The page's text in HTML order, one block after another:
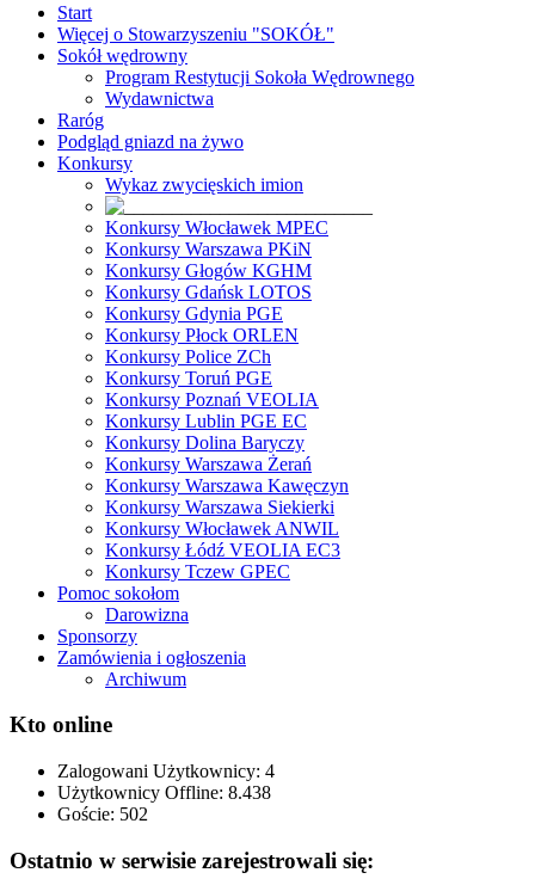
Start
Więcej o Stowarzyszeniu "SOKÓŁ"
Sokół wędrowny
Program Restytucji Sokoła Wędrownego
Wydawnictwa
Raróg
Podgląd gniazd na żywo
Konkursy
Wykaz zwycięskich imion
Konkursy Włocławek MPEC
Konkursy Warszawa PKiN
Konkursy Głogów KGHM
Konkursy Gdańsk LOTOS
Konkursy Gdynia PGE
Konkursy Płock ORLEN
Konkursy Police ZCh
Konkursy Toruń PGE
Konkursy Poznań VEOLIA
Konkursy Lublin PGE EC
Konkursy Dolina Baryczy
Konkursy Warszawa Żerań
Konkursy Warszawa Kawęczyn
Konkursy Warszawa Siekierki
Konkursy Włocławek ANWIL
Konkursy Łódź VEOLIA EC3
Konkursy Tczew GPEC
Pomoc sokołom
Darowizna
Sponsorzy
Zamówienia i ogłoszenia
Archiwum
Kto online
Zalogowani Użytkownicy: 4
Użytkownicy Offline: 8.438
Goście: 502
Ostatnio w serwisie zarejestrowali się: